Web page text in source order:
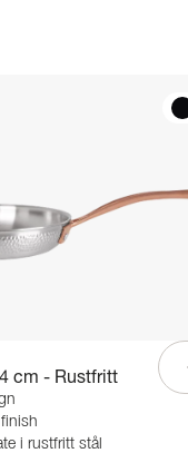
cm - Rustfritt
i rustfritt stål